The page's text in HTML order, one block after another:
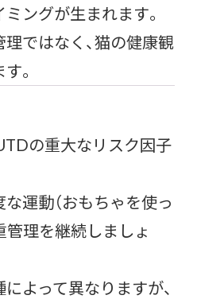
ングが生まれます。
ではなく、猫の健康観
。
の重大なリスク因子
運動（おもちゃを使っ
管理を継続しましょ
よって異なりますが、